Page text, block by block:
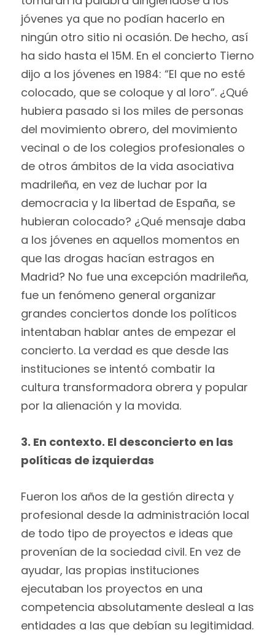
jóvenes ya que no podían hacerlo en
ningún otro sitio ni ocasión. De hecho, así
ha sido hasta el 15M. En el concierto Tierno
dijo a los jóvenes en 1984: “El que no esté
colocado, que se coloque y al loro”. ¿Qué
hubiera pasado si los miles de personas
del movimiento obrero, del movimiento
vecinal o de los colegios profesionales o
de otros ámbitos de la vida asociativa
madrileña, en vez de luchar por la
democracia y la libertad de España, se
hubieran colocado? ¿Qué mensaje daba
a los jóvenes en aquellos momentos en
que las drogas hacían estragos en
Madrid? No fue una excepción madrileña,
fue un fenómeno general organizar
grandes conciertos donde los políticos
intentaban hablar antes de empezar el
concierto. La verdad es que desde las
instituciones se intentó combatir la
cultura transformadora obrera y popular
por la alienación y la movida.
3. En contexto. El desconcierto en las
políticas de izquierdas
Fueron los años de la gestión directa y
profesional desde la administración local
de todo tipo de proyectos e ideas que
provenían de la sociedad civil. En vez de
ayudar, las propias instituciones
ejecutaban los proyectos en una
competencia absolutamente desleal a las
entidades a las que debían su legitimidad.